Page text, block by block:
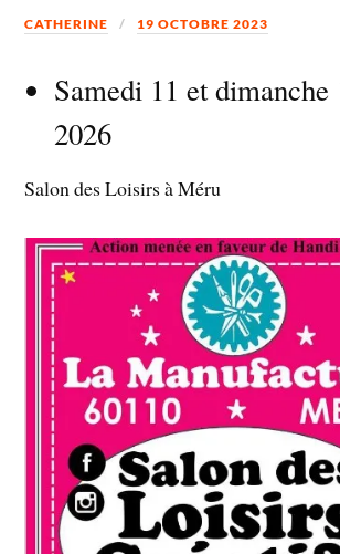
CATHERINE 19 OCTOBRE 2023
Samedi 11 et
2026
Salon des Loisirs à Méru